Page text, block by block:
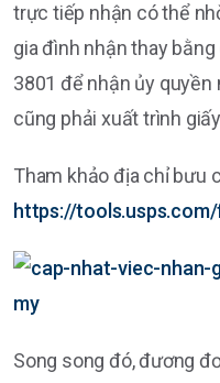
trực tiếp nhận có thể
gia đình nhận thay
3801 để nhận ủy
cũng phải xuất trình
Tham khảo địa chỉ bưu
https://
Song song đó, đương